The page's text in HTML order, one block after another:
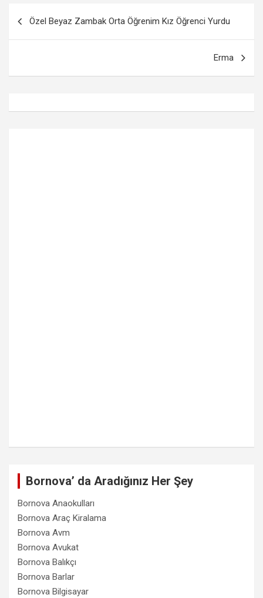
Yazı
gezinmesi
Özel Beyaz Zambak Orta Öğrenim Kız Öğrenci Yurdu
Erma
Bornova’ da Aradığınız Her Şey
Bornova Anaokulları
Bornova Araç Kiralama
Bornova Avm
Bornova Avukat
Bornova Balıkçı
Bornova Barlar
Bornova Bilgisayar